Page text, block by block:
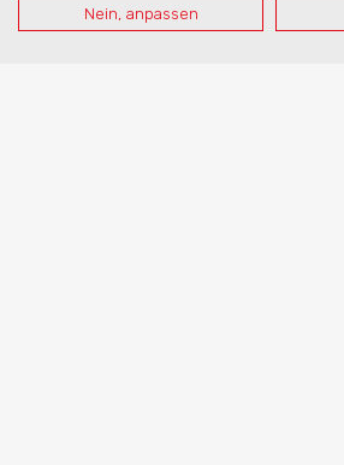
Nein, anpassen